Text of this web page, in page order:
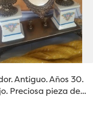
Antiguo. Años 30.
Preciosa pieza de...